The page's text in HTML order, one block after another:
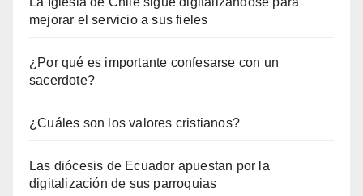
mejorar el servicio a sus fieles
¿Por qué es importante confesarse con un
sacerdote?
¿Cuáles son los valores cristianos?
Las diócesis de Ecuador apuestan por la
digitalización de sus parroquias